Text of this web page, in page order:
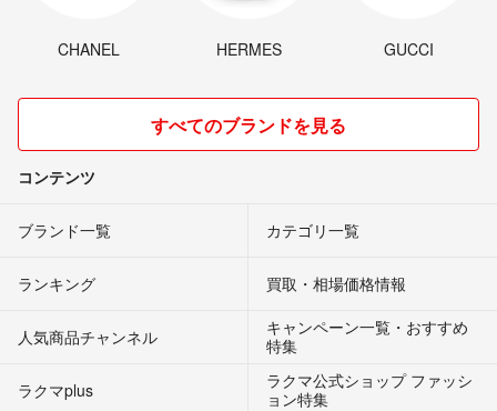
CHANEL HERMES GUCCI
すべてのブランドを見る
コンテンツ
ブランド一覧 カテゴリ一覧
ランキング 買取・相場価格情報
人気商品チャンネル
キャンペーン一覧・おすすめ
特集
ラクマplus
ラクマ公式ショップ ファッシ
ョン特集